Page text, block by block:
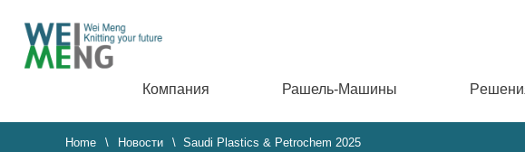
Компания Рашель-Машины
Home \ Новости \ Saudi Plastics & Petrochem 2025